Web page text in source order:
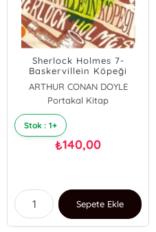
Sherlock Holmes 7-
Baskervillein Köpeği
ARTHUR CONAN DOYLE
Portakal Kitap
Stok : 1+
₺140,00
Sepete Ekle